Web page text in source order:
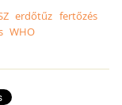
erdőtűz fertőzés
WHO